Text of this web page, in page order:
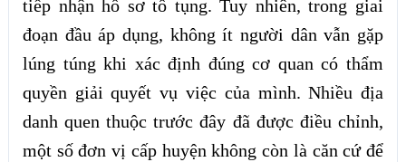
tiếp nhận hồ sơ tố tụng. Tuy nhiên, trong giai
đoạn đầu áp dụng, không ít người dân vẫn gặp
lúng túng khi xác định đúng cơ quan có thẩm
quyền giải quyết vụ việc của mình. Nhiều địa
danh quen thuộc trước đây đã được điều chỉnh,
một số đơn vị cấp huyện không còn là căn cứ để